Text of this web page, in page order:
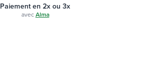
Paiement en 2x ou 3x
avec Alma